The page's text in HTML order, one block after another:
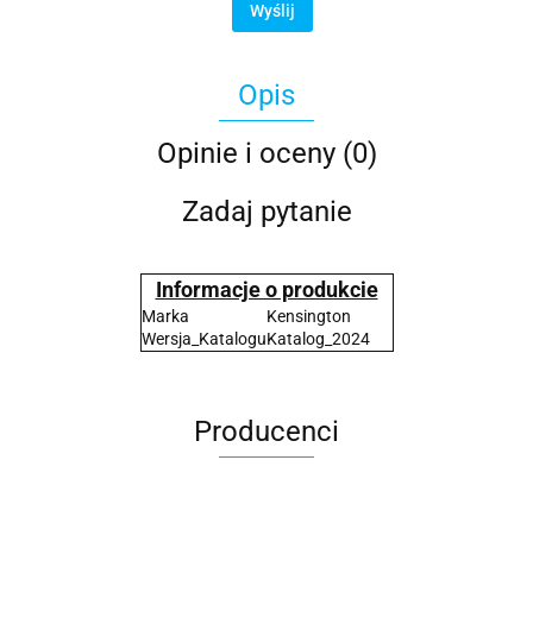
Wyślij
Opis
Opinie i oceny (0)
Zadaj pytanie
Informacje o produkcie
Marka
Kensington
Wersja_KataloguKatalog_2024
Producenci